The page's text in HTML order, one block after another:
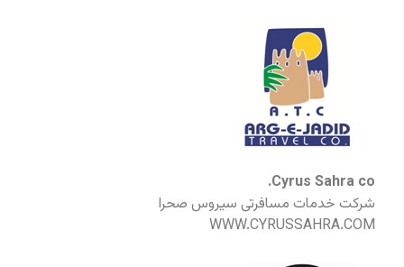
Cyrus Sahra co.
شرکت خدمات مسافرتی سیروس صحرا
WWW.CYRUSSAHRA.COM